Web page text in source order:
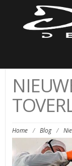
Home / Blog /